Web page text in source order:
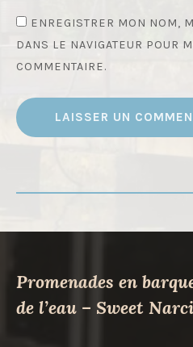
ENREGISTRER MON NOM,
DANS LE NAVIGATEUR POUR
COMMENTAIRE.
Promenades en
de l’eau – Sweet